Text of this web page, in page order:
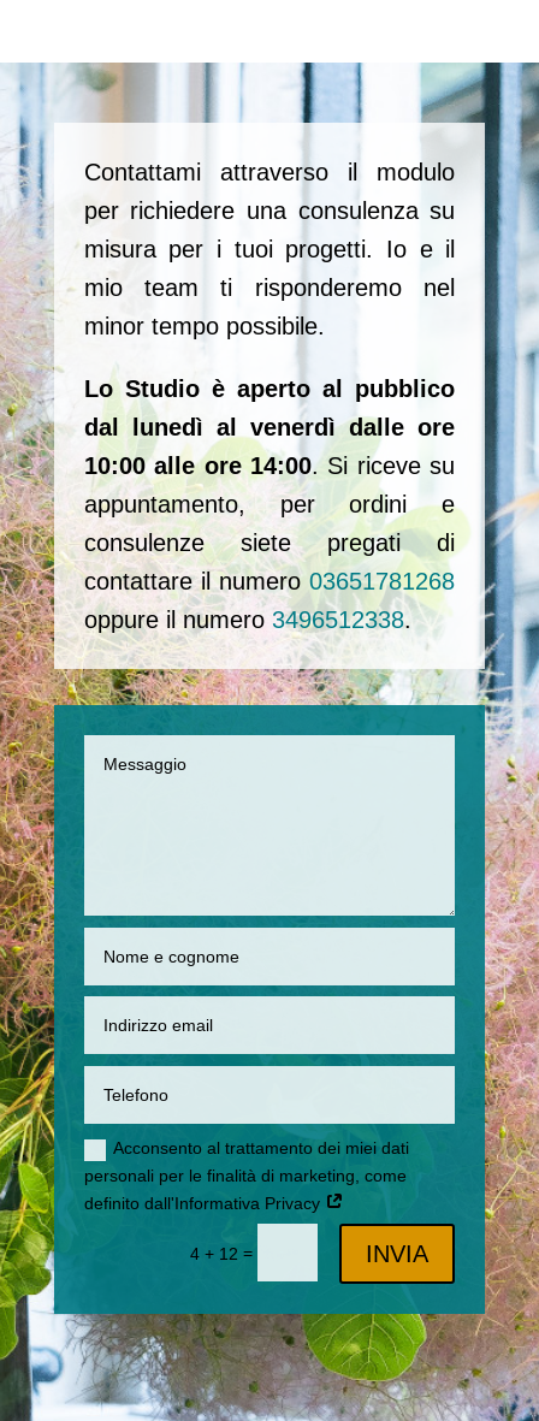
Contattami attraverso il modulo
per richiedere una consulenza su
misura per i tuoi progetti. Io e il
mio team ti risponderemo nel
minor tempo possibile.
Lo Studio è aperto al pubblico
dal lunedì al venerdì dalle ore
10:00 alle ore 14:00. Si riceve su
appuntamento, per ordini e
consulenze siete pregati di
contattare il numero03651781268
oppure il numero 3496512338.
Acconsento al trattamento dei miei dati
personali per le finalità di marketing, come
definito dall'Informativa Privacy
4 + 12 = INVIA